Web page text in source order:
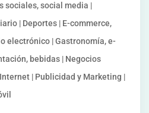
sociales, social media |
| Deportes | E-commerce,
electrónico | Gastronomía, e-
bebidas | Negocios
| Publicidad y Marketing |